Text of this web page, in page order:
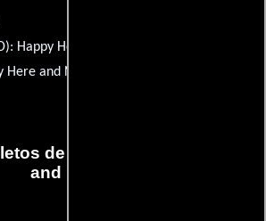
Happy Here and Now
Here and Now
de la película Happy Here
and Now